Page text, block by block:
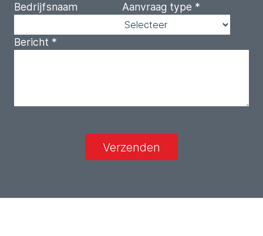
Bedrijfsnaam Aanvraag type *
Bericht *
Verzenden